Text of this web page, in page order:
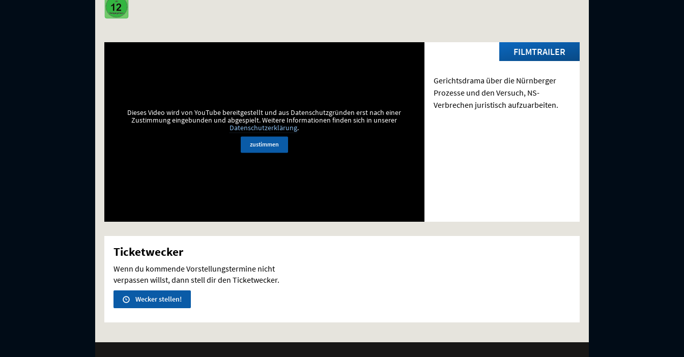
FILMTRAILER
Dieses Video wird von YouTube bereitgestellt und aus Datenschutzgründen erst nach einer
Zustimmung eingebunden und abgespielt.Weitere Informationen finden sich in unserer
Datenschutzerklärung.
zustimmen
Gerichtsdrama über die Nürnberger
Prozesse und den Versuch, NS-
Verbrechen juristisch aufzuarbeiten.
Ticketwecker
Wenn du kommende Vorstellungstermine nicht
verpassen willst, dann stell dir den Ticketwecker.
Wecker stellen!